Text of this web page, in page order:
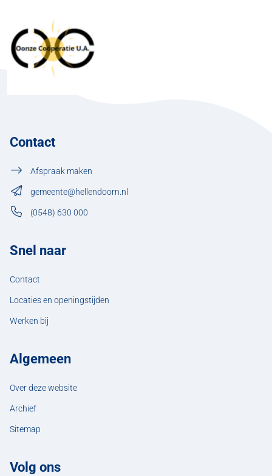
Contact
Afspraak maken
gemeente@hellendoorn.nl
(0548) 630 000
Snel naar
Contact
Locaties en openingstijden
Werken bij
Algemeen
Over deze website
Archief
Sitemap
Volg ons